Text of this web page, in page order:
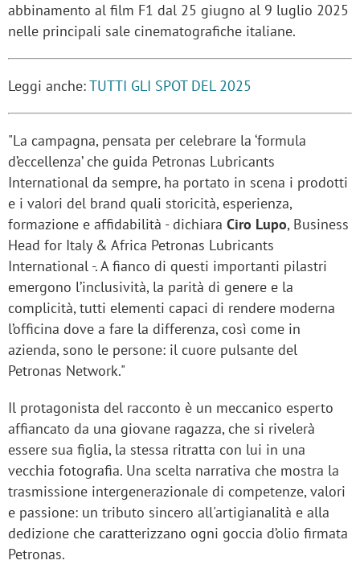
abbinamento al film F1 dal 25 giugno al 9 luglio 2025
nelle principali sale cinematografiche italiane.
Leggi anche:TUTTI GLI SPOT DEL 2025
"La campagna, pensata per celebrare la ‘formula
d’eccellenza’ che guida Petronas Lubricants
International da sempre, ha portato in scena i prodotti
e i valori del brand quali storicità, esperienza,
formazione e affidabilità - dichiara Ciro Lupo, Business
Head for Italy & Africa Petronas Lubricants
International -. A fianco di questi importanti pilastri
emergono l’inclusività, la parità di genere e la
complicità, tutti elementi capaci di rendere moderna
l’officina dove a fare la differenza, così come in
azienda, sono le persone: il cuore pulsante del
Petronas Network."
Il protagonista del racconto è un meccanico esperto
affiancato da una giovane ragazza, che si rivelerà
essere sua figlia, la stessa ritratta con lui in una
vecchia fotografia. Una scelta narrativa che mostra la
trasmissione intergenerazionale di competenze, valori
e passione: un tributo sincero all'artigianalità e alla
dedizione che caratterizzano ogni goccia d’olio firmata
Petronas.